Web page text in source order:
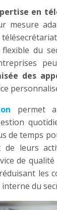
en
mesure
du
des
permet
de temps
de leurs
de
les
du